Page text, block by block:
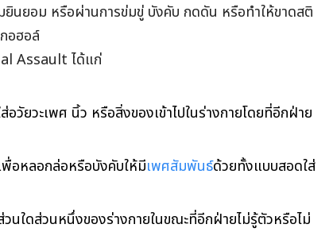
ยินยอม หรือผ่านการข่มขู่ บังคับ กดดัน หรือทำให้ขาดสติ
อฮอล์
Assault ได้แก่
วัยวะเพศ นิ้ว หรือสิ่งของเข้าไปในร่างกายโดยที่อีกฝ่าย
พื่อหลอกล่อหรือบังคับให้มีเพศสัมพันธ์ด้วยทั้งแบบสอดใส่
นใดส่วนหนึ่งของร่างกายในขณะที่อีกฝ่ายไม่รู้ตัวหรือไม่